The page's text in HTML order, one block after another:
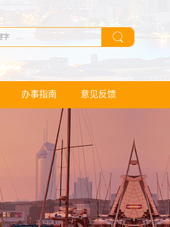
办事指南 意见反馈